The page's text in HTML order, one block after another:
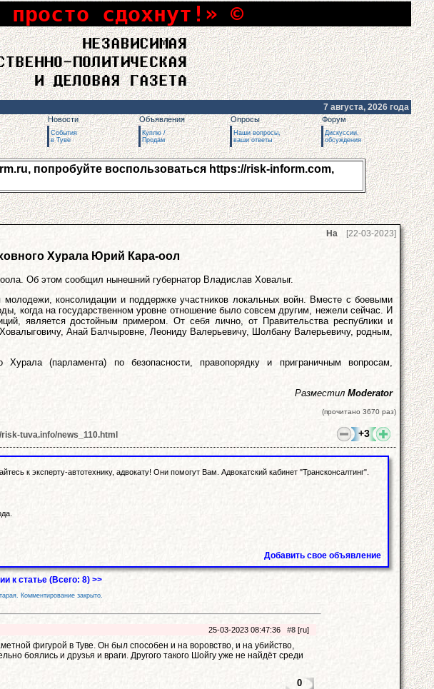
сдохнут!» ©
7 августа, 2026 года
Новости
События
в Туве
Объявления
Куплю /
Продам
Опросы
Наши вопросы,
ваши ответы
Форум
Дискуссии,
обсуждения
попробуйте воспользоваться https://risk-inform.com,
[22-03-2023]
Хурала Юрий Кара-оол
Об этом сообщил нынешний губернатор Владислав Ховалыг.
молодежи, консолидации и поддержке участников локальных войн. Вместе с боевыми
когда на государственном уровне отношение было совсем другим, нежели сейчас. И
является достойным примером. От себя лично, от Правительства республики и
Анай Балчыровне, Леониду Валерьевичу, Шолбану Валерьевичу, родным,
(парламента) по безопасности, правопорядку и приграничным вопросам,
Разместил Moderator
(прочитано 3670 раз)
risk-tuva.info/news_110.html +3
к эксперту-автотехнику, адвокату! Они помогут Вам. Адвокатский кабинет "Трансконсалтинг".
Добавить свое объявление
к статье (Всего: 8) >>
Комментирование закрыто.
25-03-2023 08:47:36 #8[ru]
фигурой в Туве. Он был способен и на воровство, и на убийство,
боялись и друзья и враги. Другого такого Шойгу уже не найдёт среди
0